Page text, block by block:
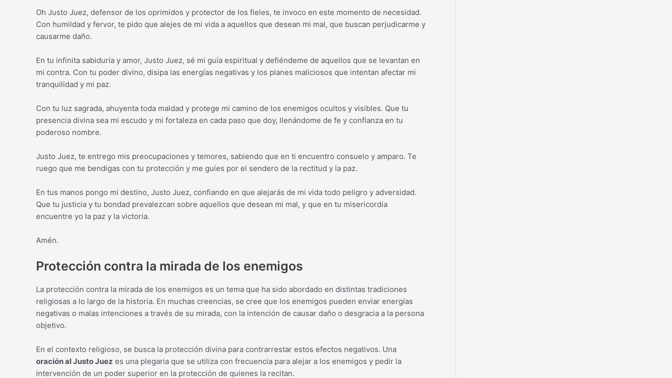
Oh Justo Juez, defensor de los oprimidos y protector de los fieles, te invoco en este momento de necesidad.
Con humildad y fervor, te pido que alejes de mi vida a aquellos que desean mi mal, que buscan perjudicarme y
causarme daño.
En tu infinita sabiduría y amor, Justo Juez, sé mi guía espiritual y defiéndeme de aquellos que se levantan en
mi contra. Con tu poder divino, disipa las energías negativas y los planes maliciosos que intentan afectar mi
tranquilidad y mi paz.
Con tu luz sagrada, ahuyenta toda maldad y protege mi camino de los enemigos ocultos y visibles. Que tu
presencia divina sea mi escudo y mi fortaleza en cada paso que doy, llenándome de fe y confianza en tu
poderoso nombre.
Justo Juez, te entrego mis preocupaciones y temores, sabiendo que en ti encuentro consuelo y amparo. Te
ruego que me bendigas con tu protección y me guíes por el sendero de la rectitud y la paz.
En tus manos pongo mi destino, Justo Juez, confiando en que alejarás de mi vida todo peligro y adversidad.
Que tu justicia y tu bondad prevalezcan sobre aquellos que desean mi mal, y que en tu misericordia
encuentre yo la paz y la victoria.
Amén.
Protección contra la mirada de los enemigos
La protección contra la mirada de los enemigos es un tema que ha sido abordado en distintas tradiciones
religiosas a lo largo de la historia. En muchas creencias, se cree que los enemigos pueden enviar energías
negativas o malas intenciones a través de su mirada, con la intención de causar daño o desgracia a la persona
objetivo.
En el contexto religioso, se busca la protección divina para contrarrestar estos efectos negativos. Una
oración al Justo Juez es una plegaria que se utiliza con frecuencia para alejar a los enemigos y pedir la
intervención de un poder superior en la protección de quienes la recitan.